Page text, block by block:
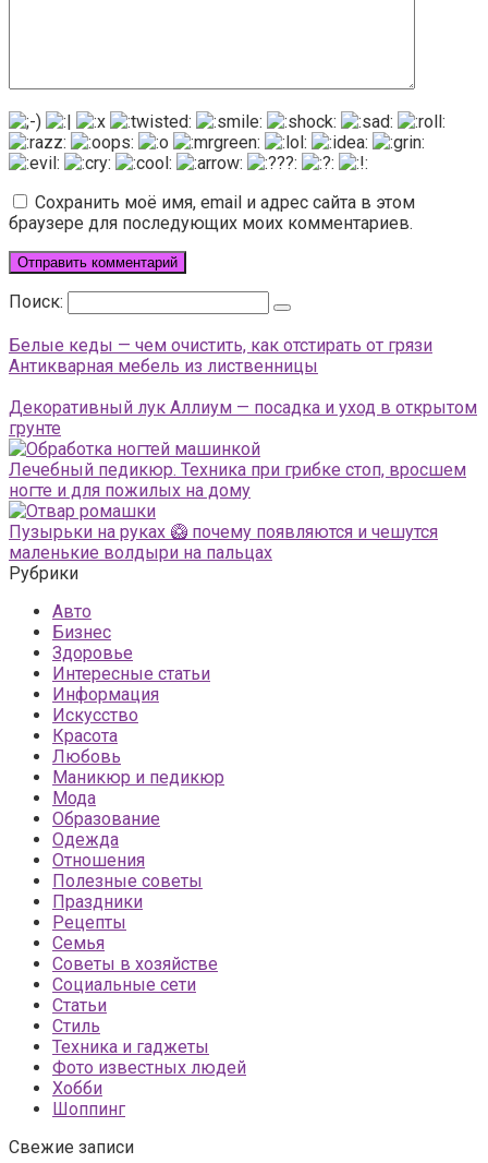
Сохранить моё имя, email и адрес сайта в этом
браузере для последующих моих комментариев.
Поиск:
Белые кеды — чем очистить, как отстирать от грязи
Антикварная мебель из лиственницы
Декоративный лук Аллиум — посадка и уход в открытом
грунте
Лечебный педикюр. Техника при грибке стоп, вросшем
ногте и для пожилых на дому
Пузырьки на руках 🥝 почему появляются и чешутся
маленькие волдыри на пальцах
Рубрики
Авто
Бизнес
Здоровье
Интересные статьи
Информация
Искусство
Красота
Любовь
Маникюр и педикюр
Мода
Образование
Одежда
Отношения
Полезные советы
Праздники
Рецепты
Семья
Советы в хозяйстве
Социальные сети
Статьи
Стиль
Техника и гаджеты
Фото известных людей
Хобби
Шоппинг
Свежие записи